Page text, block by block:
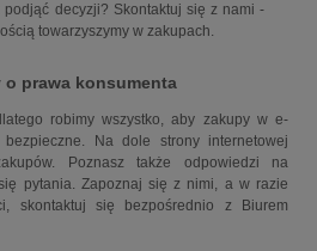
decyzji? Skontaktuj się z nami -
towarzyszymy w zakupach.
o prawa konsumenta
robimy wszystko, aby zakupy w e-
Na dole strony internetowej
Poznasz także odpowiedzi na
pytania. Zapoznaj się z nimi, a w razie
skontaktuj się bezpośrednio z Biurem